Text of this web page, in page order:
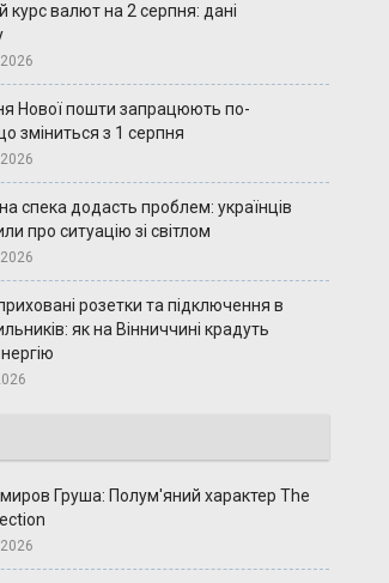
курс валют на 2 серпня: дані
Нової пошти запрацюють по-
зміниться з 1 серпня
спека додасть проблем: українців
про ситуацію зі світлом
розетки та підключення в
як на Вінниччині крадуть
Груша: Полум'яний характер The